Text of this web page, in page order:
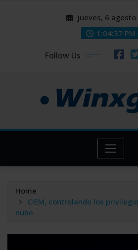
jueves, 6 agosto
1:04:37 PM
Follow Us
Home
CIEM, controlando los
nube